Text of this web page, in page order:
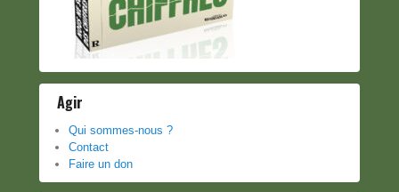
Agir
Qui sommes-nous ?
Contact
Faire un don